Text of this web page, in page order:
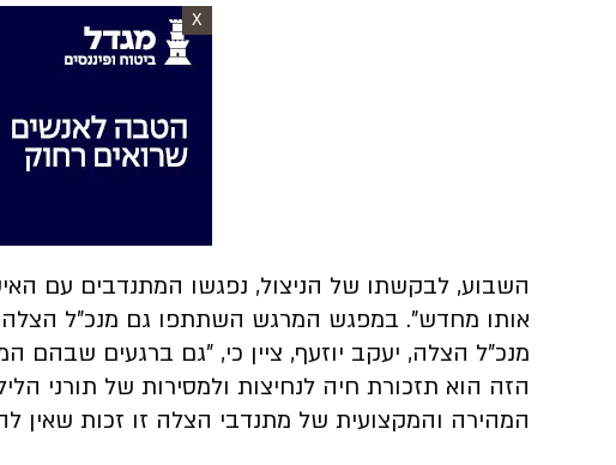
X
השבוע, לבקשתו של הניצול, נפגשו המתנדבים עם
אותו מחדש". במפגש המרגש השתתפו גם מנכ"ל הצלה
מנכ"ל הצלה, יעקב יוזעף, ציין כי, "גם ברגעים
הזה הוא תזכורת חיה לנחיצות ולמסירות של תורני
המהירה והמקצועית של מתנדבי הצלה זו זכות שאין